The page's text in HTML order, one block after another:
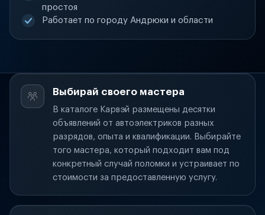
простоя
Работает по городу Андрюки и области
Выбирай своего мастера
В каталоге Карвэй размещены десятки
объявлений от автоэлектриков разных
разрядов, опыта и квалификации. Выбирайте
того мастера, который подходит вам под
конкретный случай поломки и устраивает по
стоимости за предоставленную услугу.